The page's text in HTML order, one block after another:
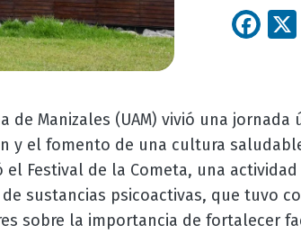
de Manizales (UAM) vivió una
y el fomento de una cultura
el Festival de la Cometa, una
sustancias psicoactivas, que tuvo
sobre la importancia de fortalecer